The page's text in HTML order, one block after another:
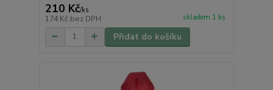
210 Kč/ks
174 Kč bez DPH skladem 1 ks
Přidat do košíku